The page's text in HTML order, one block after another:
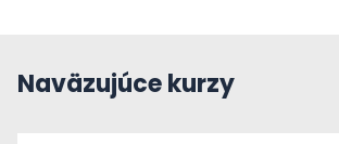
Naväzujúce kurzy